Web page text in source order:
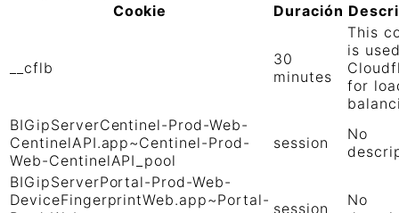
Cookie
Duración
__cflb
30
minutes
This
is
for
BIGipServerCentinel-Prod-Web-
CentinelAPI.app~Centinel-Prod-
Web-CentinelAPI_pool
session
No
BIGipServerPortal-Prod-Web-
DeviceFingerprintWeb.app~Portal- session
No